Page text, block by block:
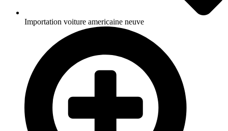
Importation voiture americaine neuve